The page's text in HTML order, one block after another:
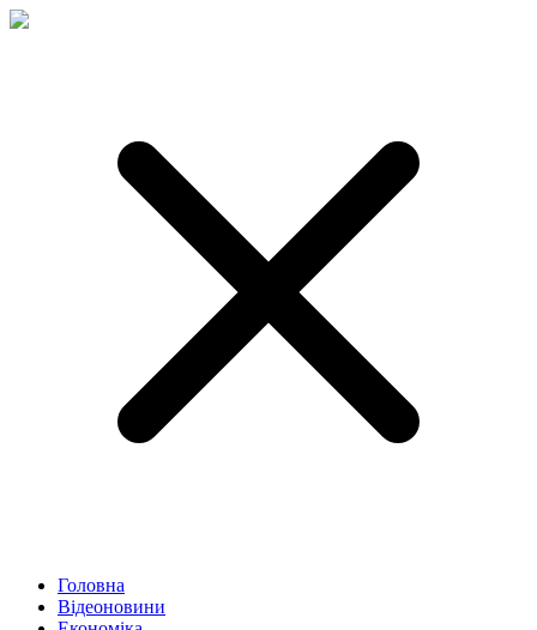
Головна
Відеоновини